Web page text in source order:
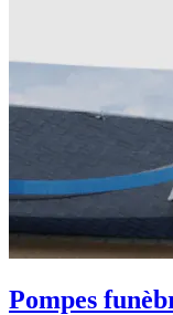
Pompes